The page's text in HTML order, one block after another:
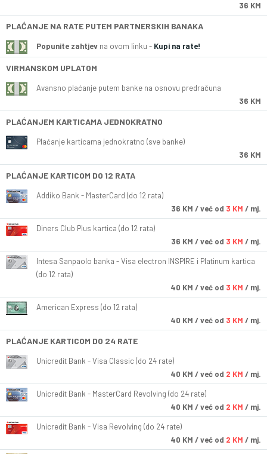
36 KM
PLAĆANJE NA RATE PUTEM PARTNERSKIH BANAKA
Popunite zahtjev na ovom linku - Kupi na rate!
VIRMANSKOM UPLATOM
Avansno plaćanje putem banke na osnovu predračuna
36 KM
PLAĆANJEM KARTICAMA JEDNOKRATNO
Plaćanje karticama jednokratno (sve banke)
36 KM
PLAĆANJE KARTICOM DO 12 RATA
Addiko Bank - MasterCard (do 12 rata)
36 KM / već od 3 KM / mj.
Diners Club Plus kartica (do 12 rata)
36 KM / već od 3 KM / mj.
Intesa Sanpaolo banka - Visa electron INSPIRE i Platinum kartica
(do 12 rata)
40 KM / već od 3 KM / mj.
American Express (do 12 rata)
40 KM / već od 3 KM / mj.
PLAĆANJE KARTICOM DO 24 RATE
Unicredit Bank - Visa Classic (do 24 rate)
40 KM / već od 2 KM / mj.
Unicredit Bank - MasterCard Revolving (do 24 rate)
40 KM / već od 2 KM / mj.
Unicredit Bank - Visa Revolving (do 24 rate)
40 KM / već od 2 KM / mj.